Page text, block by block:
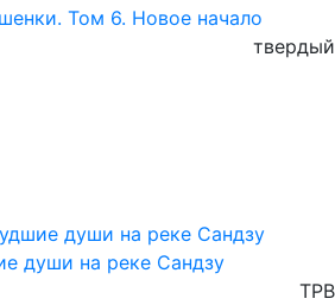
Том 6. Новое начало
твердый
души на реке Сандзу
TPB